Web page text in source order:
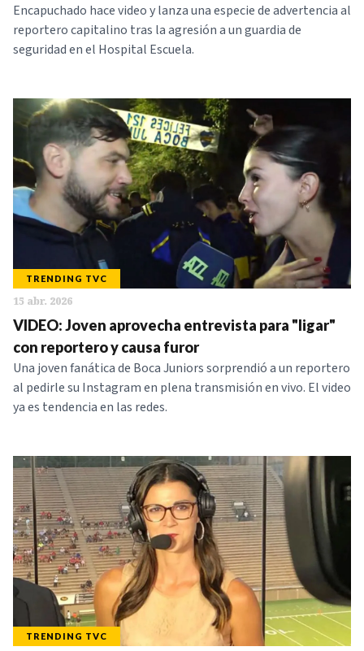
Encapuchado hace video y lanza una especie de advertencia al
reportero capitalino tras la agresión a un guardia de
seguridad en el Hospital Escuela.
TRENDING TVC
15 abr. 2026
VIDEO: Joven aprovecha entrevista para "ligar"
con reportero y causa furor
Una joven fanática de Boca Juniors sorprendió a un reportero
al pedirle su Instagram en plena transmisión en vivo. El video
ya es tendencia en las redes.
TRENDING TVC